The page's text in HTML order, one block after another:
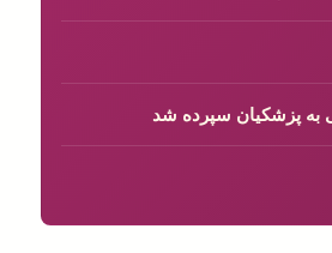
به پزشکیان سپرده شد